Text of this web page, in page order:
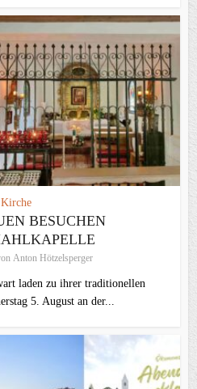
Kirche
BESUCHEN
Anton Hötzelsperger
laden zu ihrer traditionellen
5. August an der...